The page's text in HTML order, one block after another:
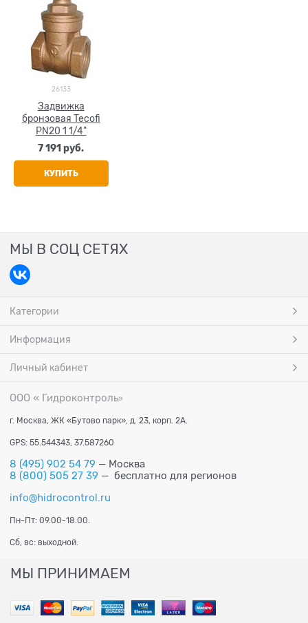
26133
Задвижка
бронзовая Tecofi
PN20 1 1/4"
7 191 руб.
КУПИТЬ
МЫ В СОЦ СЕТЯХ
Категории
Информация
Личный кабинет
ООО « Гидроконтроль»
г. Москва, ЖК «Бутово парк», д. 23, корп. 2А.
GPS: 55.544343, 37.587260
8 (495) 902 54 79 — Москва
8 (800) 505 27 39 — бесплатно для регионов
info@hidrocontrol.ru
Пн-Пт: 09.00-18.00.
Сб, вс: выходной.
МЫ ПРИНИМАЕМ